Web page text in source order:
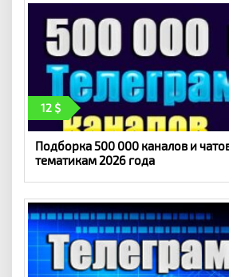
12
Подборка 500 000 каналов и
тематикам 2026 года